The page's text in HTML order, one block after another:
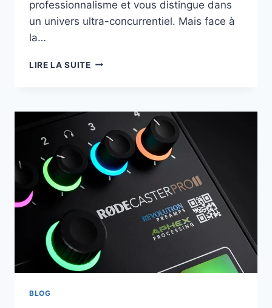
professionnalisme et vous distingue dans
un univers ultra-concurrentiel. Mais face à
la…
LIRE LA SUITE
POUR
STREAMER
EN
2026
BLOG